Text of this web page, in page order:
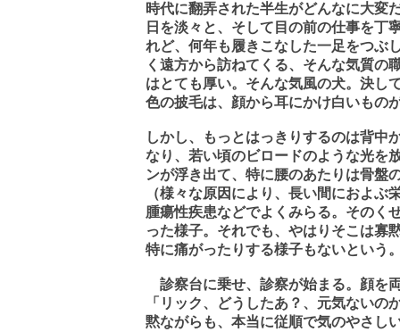
時代に翻弄された半生がどんなに大変
日を淡々と、そして目の前の仕事を丁
れど、何年も履きこなした一足をつぶ
く遠方から訪ねてくる、そんな気質の
はとても厚い。そんな気風の犬。決し
色の披毛は、顔から耳にかけ白いもの
しかし、もっとはっきりするのは背中
なり、若い頃のビロードのような光を
ンが浮き出て、特に腰のあたりは骨盤
（様々な原因により、長い間におよ
腫瘍性疾患などでよくみらる。そのく
った様子。それでも、やはりそこは寡
特に痛がったりする様子もないという
診察台に乗せ、診察が始まる。顔を
「リック、どうしたあ？、元気ない
黙ながらも、本当に従順で気のやさし